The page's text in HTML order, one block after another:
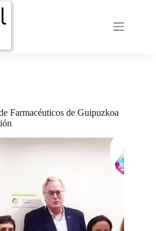
Farmacéuticos de Guipuzkoa